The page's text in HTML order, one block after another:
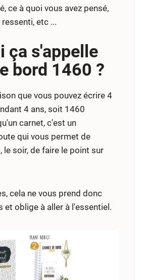
ce à quoi vous avez pensé,
etc ...
ça s'appelle
bord 1460 ?
que vous pouvez écrire 4
4 ans, soit 1460
carnet, c'est un
qui vous permet de
le soir, de faire le point sur
cela ne vous prend donc
et oblige à aller à l'essentiel.